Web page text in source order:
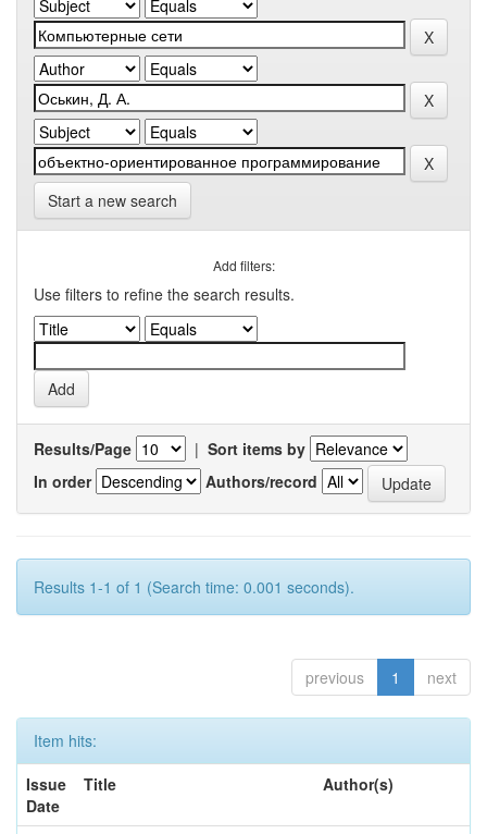
Start a new search
Add filters:
Use filters to refine the search results.
Results/Page | Sort items by
In order
Authors/record
Results 1-1 of 1 (Search time: 0.001 seconds).
previous 1 next
Item hits:
Issue
Date
Title Author(s)